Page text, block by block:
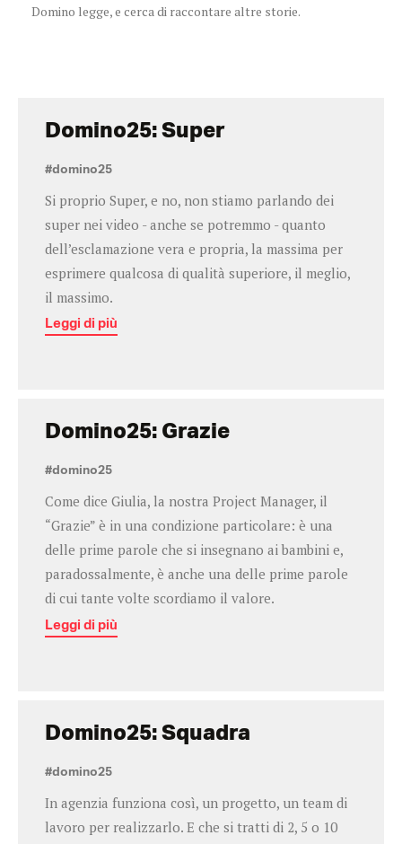
Domino legge, e cerca di raccontare altre storie.
Domino25: Super
#domino25
Si proprio Super, e no, non stiamo parlando dei
super nei video - anche se potremmo - quanto
dell’esclamazione vera e propria, la massima per
esprimere qualcosa di qualità superiore, il meglio,
il massimo.
Leggi di più
Domino25: Grazie
#domino25
Come dice Giulia, la nostra Project Manager, il
“Grazie” è in una condizione particolare: è una
delle prime parole che si insegnano ai bambini e,
paradossalmente, è anche una delle prime parole
di cui tante volte scordiamo il valore.
Leggi di più
Domino25: Squadra
#domino25
In agenzia funziona così, un progetto, un team di
lavoro per realizzarlo. E che si tratti di 2, 5 o 10